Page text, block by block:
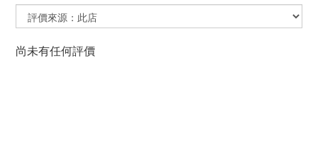
尚未有任何評價